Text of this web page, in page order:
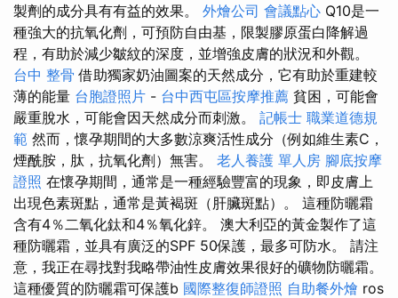
製劑的成分具有有益的效果。 外燴公司 會議點心 Q10是一
種強大的抗氧化劑，可預防自由基，限製膠原蛋白降解過
程，有助於減少皺紋的深度，並增強皮膚的狀況和外觀。
台中 整骨 借助獨家奶油圖案的天然成分，它有助於重建較
薄的能量 台胞證照片 - 台中西屯區按摩推薦 貧困，可能會
嚴重脫水，可能會因天然成分而刺激。 記帳士 職業道德規
範 然而，懷孕期間的大多數涼爽活性成分（例如維生素C，
煙酰胺，肽，抗氧化劑）無害。 老人養護 單人房 腳底按摩
證照 在懷孕期間，通常是一種經驗豐富的現象，即皮膚上
出現色素斑點，通常是黃褐斑（肝臟斑點）。 這種防曬霜
含有4％二氧化鈦和4％氧化鋅。 澳大利亞的黃金製作了這
種防曬霜，並具有廣泛的SPF 50保護，最多可防水。 請注
意，我正在尋找對我略帶油性皮膚效果很好的礦物防曬霜。
這種優質的防曬霜可保護b 國際整復師證照 自助餐外燴 ros